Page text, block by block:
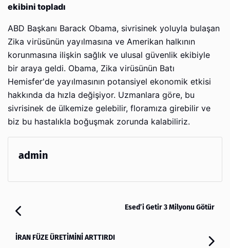
ekibini topladı
ABD Başkanı Barack Obama, sivrisinek yoluyla bulaşan
Zika virüsünün yayılmasına ve Amerikan halkının
korunmasına ilişkin sağlık ve ulusal güvenlik ekibiyle
bir araya geldi. Obama, Zika virüsünün Batı
Hemisfer'de yayılmasının potansiyel ekonomik etkisi
hakkında da hızla değişiyor. Uzmanlara göre, bu
sivrisinek de ülkemize gelebilir, floramıza girebilir ve
biz bu hastalıkla boğuşmak zorunda kalabiliriz.
admin
Esed’i Getir 3 Milyonu Götür
İRAN FÜZE ÜRETİMİNİ ARTTIRDI